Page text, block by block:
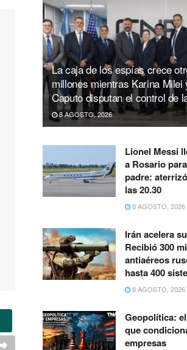
La caja de los espías crece
millones mientras Karina Milei
Caputo disputan el control de
8 AGOSTO, 2026
Lionel Messi
a Rosario
padre:
las 20.30
8 AGOSTO, 2026
Irán acelera
Recibió 300
antiaéreos
hasta 400
8 AGOSTO, 2026
Geopolítica:
que
empresas